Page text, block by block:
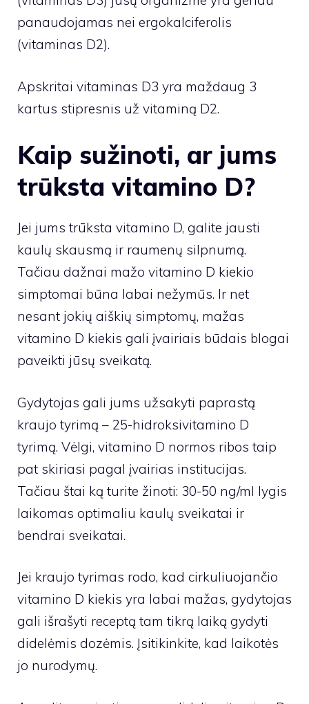
panaudojamas nei ergokalciferolis
(vitaminas D2).
Apskritai vitaminas D3 yra maždaug 3
kartus stipresnis už vitaminą D2.
Kaip sužinoti, ar jums
trūksta vitamino D?
Jei jums trūksta vitamino D, galite jausti
kaulų skausmą ir raumenų silpnumą.
Tačiau dažnai mažo vitamino D kiekio
simptomai būna labai nežymūs. Ir net
nesant jokių aiškių simptomų, mažas
vitamino D kiekis gali įvairiais būdais blogai
paveikti jūsų sveikatą.
Gydytojas gali jums užsakyti paprastą
kraujo tyrimą – 25-hidroksivitamino D
tyrimą. Vėlgi, vitamino D normos ribos taip
pat skiriasi pagal įvairias institucijas.
Tačiau štai ką turite žinoti: 30-50 ng/ml lygis
laikomas optimaliu kaulų sveikatai ir
bendrai sveikatai.
Jei kraujo tyrimas rodo, kad cirkuliuojančio
vitamino D kiekis yra labai mažas, gydytojas
gali išrašyti receptą tam tikrą laiką gydyti
didelėmis dozėmis. Įsitikinkite, kad laikotės
jo nurodymų.